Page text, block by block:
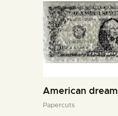
American dream
Papercuts